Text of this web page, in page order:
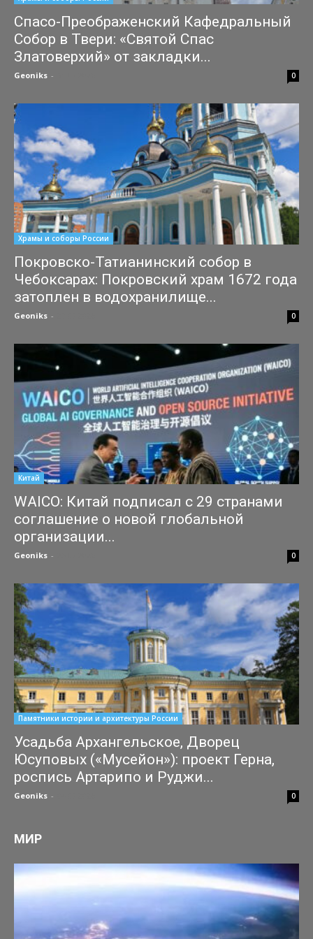
Спасо-Преображенский Кафедральный
Собор в Твери: «Святой Спас
Златоверхий» от закладки...
Geoniks - 0
Храмы и соборы России
Покровско-Татианинский собор в
Чебоксарах: Покровский храм 1672 года
затоплен в водохранилище...
Geoniks - 0
Китай
WAICO: Китай подписал с 29 странами
соглашение о новой глобальной
организации...
Geoniks - 0
Памятники истории и архитектуры России
Усадьба Архангельское, Дворец
Юсуповых («Мусейон»): проект Герна,
роспись Артарипо и Руджи...
Geoniks - 0
МИР